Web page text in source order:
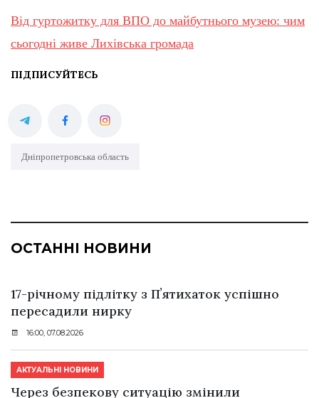
Від гуртожитку для ВПО до майбутнього музею: чим
сьогодні живе Лихівська громада
ПІДПИСУЙТЕСЬ
Дніпропетровська область
ОСТАННІ НОВИНИ
17-річному підлітку з Пʼятихаток успішно
пересадили нирку
16:00, 07.08.2026
АКТУАЛЬНІ НОВИНИ
Через безпекову ситуацію змінили